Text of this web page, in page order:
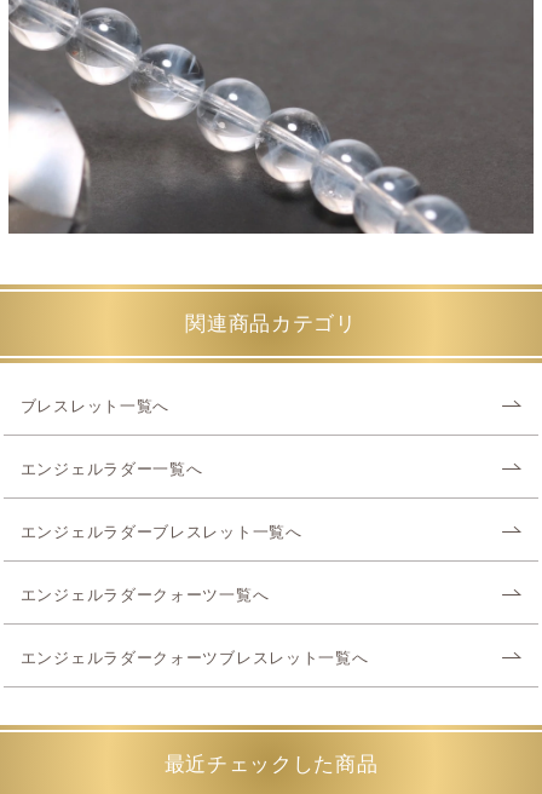
関連商品カテゴリ
ブレスレット一覧へ
エンジェルラダー一覧へ
エンジェルラダーブレスレット一覧へ
エンジェルラダークォーツ一覧へ
エンジェルラダークォーツブレスレット一覧へ
最近チェックした商品